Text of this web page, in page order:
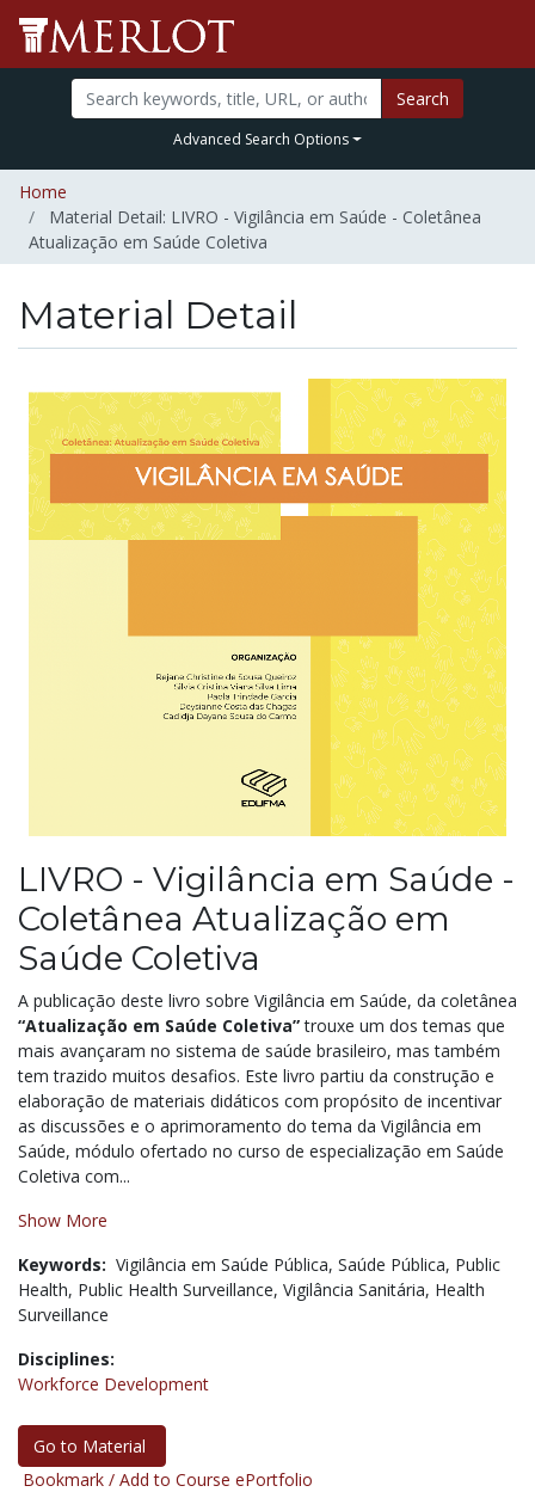
Search
Advanced Search Options
Home
Material Detail: LIVRO - Vigilância em Saúde - Coletânea
Atualização em Saúde Coletiva
Material Detail
LIVRO - Vigilância em Saúde -
Coletânea Atualização em
Saúde Coletiva
A publicação deste livro sobre Vigilância em Saúde, da coletânea
“Atualização em Saúde Coletiva”trouxe um dos temas que
mais avançaram no sistema de saúde brasileiro, mas também
tem trazido muitos desafios. Este livro partiu da construção e
elaboração de materiais didáticos com propósito de incentivar
as discussões e o aprimoramento do tema da Vigilância em
Saúde, módulo ofertado no curso de especialização em Saúde
Coletiva com...
Show More
Keywords: Vigilância em Saúde Pública, Saúde Pública, Public
Health, Public Health Surveillance, Vigilância Sanitária, Health
Surveillance
Disciplines:
Workforce Development
Go to Material
Bookmark / Add to Course ePortfolio